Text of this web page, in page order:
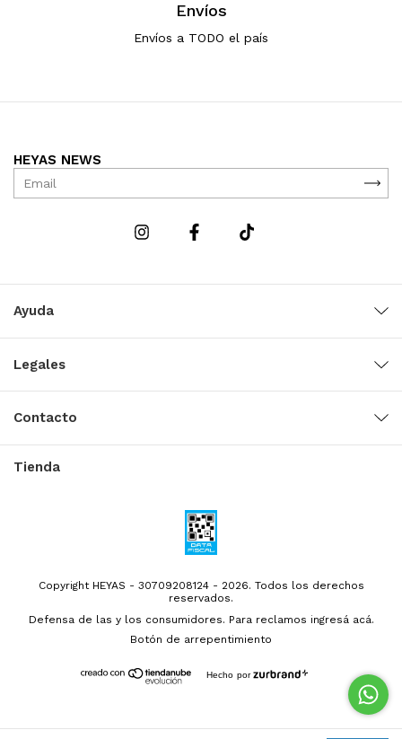
Envíos
Envíos a TODO el país
HEYAS NEWS
Ayuda
Legales
Contacto
Tienda
Copyright HEYAS - 30709208124 - 2026. Todos los derechos
reservados.
Defensa de las y los consumidores. Para reclamos ingresá acá.
Botón de arrepentimiento
Hecho por